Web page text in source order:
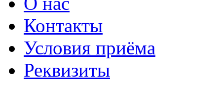
Контакты
Условия приёма
Реквизиты